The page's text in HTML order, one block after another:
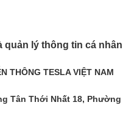
quản lý thông tin cá nhân
THÔNG TESLA VIỆT NAM
Tân Thới Nhất 18, Phường